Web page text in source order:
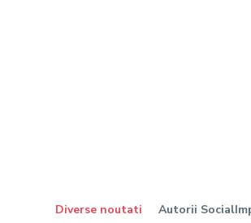
Diverse noutati Autorii